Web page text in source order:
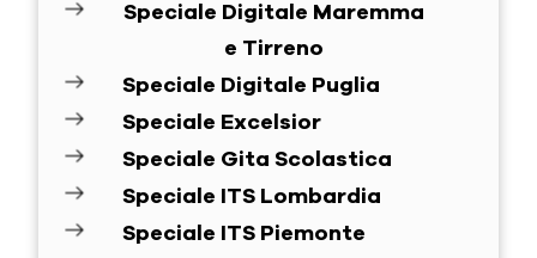
Speciale Digitale Maremma
e Tirreno
Speciale Digitale Puglia
Speciale Excelsior
Speciale Gita Scolastica
Speciale ITS Lombardia
Speciale ITS Piemonte